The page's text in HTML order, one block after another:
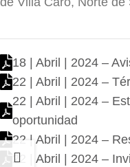
18 | Abril | 2024 –
22 | Abril | 2024 –
22 | Abril | 2024 –
oportunidad
22 | Abril | 2024 –
22 | Abril | 2024 –